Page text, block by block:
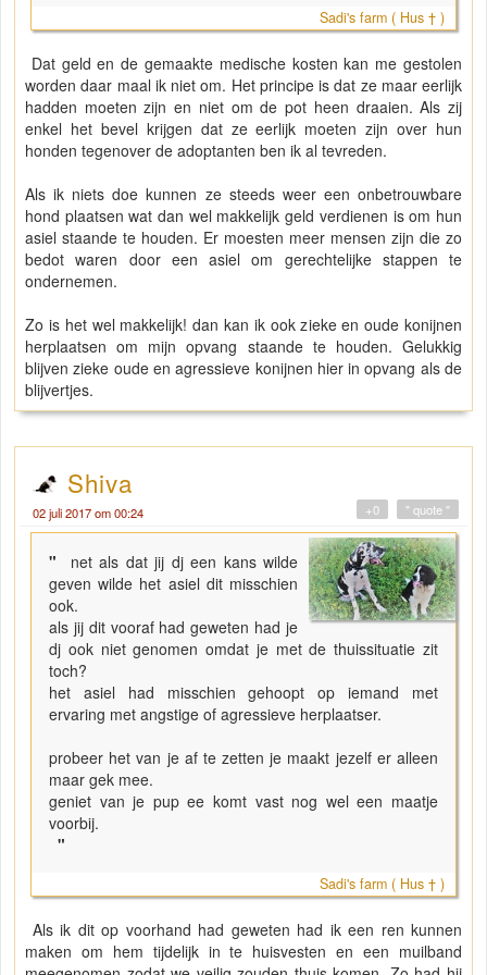
Sadi's farm ( Hus † )
Dat geld en de gemaakte medische kosten kan me gestolen
worden daar maal ik niet om. Het principe is dat ze maar eerlijk
hadden moeten zijn en niet om de pot heen draaien. Als zij
enkel het bevel krijgen dat ze eerlijk moeten zijn over hun
honden tegenover de adoptanten ben ik al tevreden.
Als ik niets doe kunnen ze steeds weer een onbetrouwbare
hond plaatsen wat dan wel makkelijk geld verdienen is om hun
asiel staande te houden. Er moesten meer mensen zijn die zo
bedot waren door een asiel om gerechtelijke stappen te
ondernemen.
Zo is het wel makkelijk! dan kan ik ook zieke en oude konijnen
herplaatsen om mijn opvang staande te houden. Gelukkig
blijven zieke oude en agressieve konijnen hier in opvang als de
blijvertjes.
Shiva
02 juli 2017 om 00:24 " quote "
+0
"
net als dat jij dj een kans wilde
geven wilde het asiel dit misschien
ook.
als jij dit vooraf had geweten had je
dj ook niet genomen omdat je met de thuissituatie zit
toch?
het asiel had misschien gehoopt op iemand met
ervaring met angstige of agressieve herplaatser.
probeer het van je af te zetten je maakt jezelf er alleen
maar gek mee.
geniet van je pup ee komt vast nog wel een maatje
voorbij.
"
Sadi's farm ( Hus † )
Als ik dit op voorhand had geweten had ik een ren kunnen
maken om hem tijdelijk in te huisvesten en een muilband